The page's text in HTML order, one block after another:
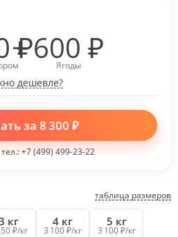
таблица размеров
кг
₽/кг
4 кг
3 100 ₽/кг
5 кг
3 100 ₽/кг
₽ Ягоды
600 ₽
дешевле?
за 8 300 ₽
+7 (499) 499-23-22